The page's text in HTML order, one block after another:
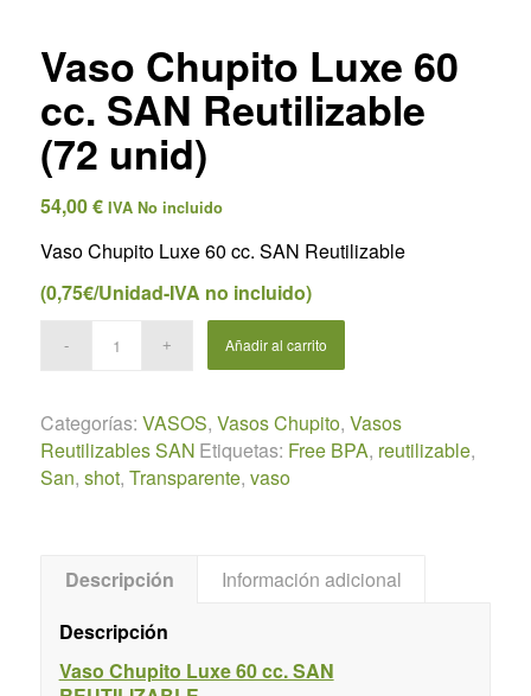
Vaso Chupito Luxe 60
cc. SAN Reutilizable
(72 unid)
54,00€ IVA No incluido
Vaso Chupito Luxe 60 cc. SAN Reutilizable
(0,75€/Unidad-IVA no incluido)
Añadir al carrito
Categorías: VASOS, Vasos Chupito, Vasos
Reutilizables SAN Etiquetas: Free BPA, reutilizable,
San, shot, Transparente, vaso
Descripción
Información adicional
Descripción
Vaso Chupito Luxe 60 cc. SAN